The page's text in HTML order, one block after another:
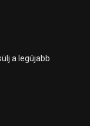
a legújabb